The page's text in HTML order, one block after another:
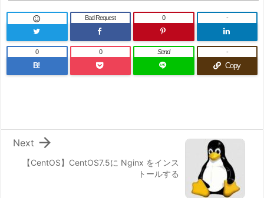
 Bad Request 0 -
B!
0 0 Send
Copy
-
【CentOS】CentOS7.5に Nginx をインス
トールする

Next